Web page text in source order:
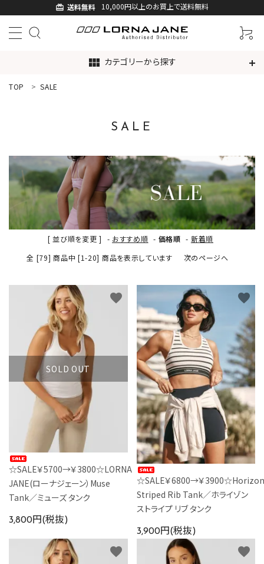
card_giftcard 送料無料 10,000円以上のお買上で送料無料
view_module カテゴリーから探す
ACCOUNT MENU
search
新着商品
アイテムから探す
INFORMATIOM
TOP SALE
SALE
[ 並び順を変更 ] - おすすめ順 - 価格順 - 新着順
全 [79] 商品中 [1-20] 商品を表示しています
次のページへ
SOLD OUT
☆SALE￥5700→￥3800☆LORNA
JANE(ローナジェーン）Muse
Tank／ミューズ タンク
3,800円(税抜)
favorite
☆SALE￥6800→￥3900☆Horizon
Striped Rib Tank／ホライゾン
ストライプ リブ タンク
3,900円(税抜)
favorite
favorite favorite